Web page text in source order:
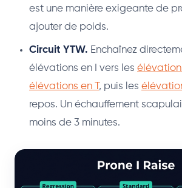
est une manière exigeante de
ajouter de poids.
Circuit YTW. Enchaînez
élévations en I vers les
élévations en T , puis les
repos. Un échauffement
moins de 3 minutes.